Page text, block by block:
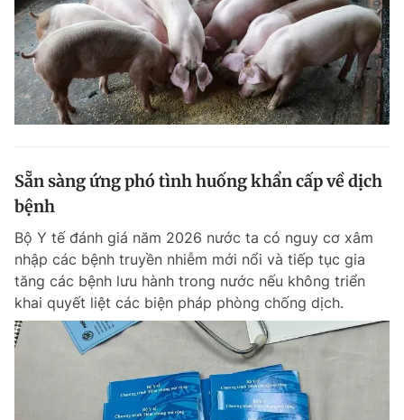
Sẵn sàng ứng phó tình huống khẩn cấp về dịch
bệnh
Bộ Y tế đánh giá năm 2026 nước ta có nguy cơ xâm
nhập các bệnh truyền nhiễm mới nổi và tiếp tục gia
tăng các bệnh lưu hành trong nước nếu không triển
khai quyết liệt các biện pháp phòng chống dịch.